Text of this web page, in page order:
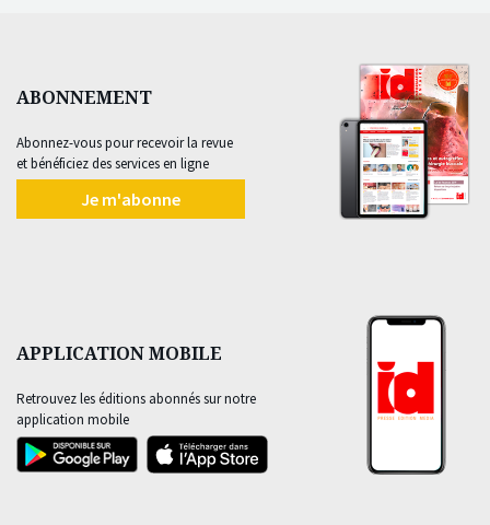
ABONNEMENT
Abonnez-vous pour recevoir la revue
et bénéficiez des services en ligne
Je m'abonne
APPLICATION MOBILE
Retrouvez les éditions abonnés sur notre
application mobile